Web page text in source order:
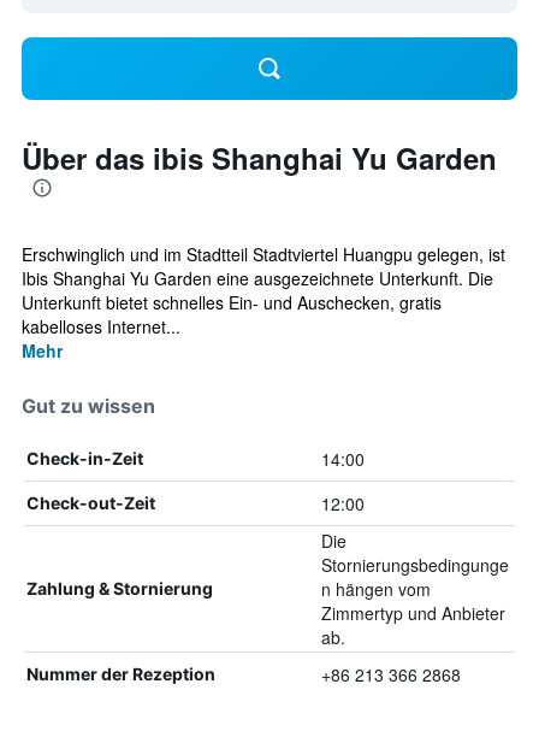
Über das ibis Shanghai Yu Garden
Erschwinglich und im Stadtteil Stadtviertel Huangpu gelegen, ist
Ibis Shanghai Yu Garden eine ausgezeichnete Unterkunft. Die
Unterkunft bietet schnelles Ein- und Auschecken, gratis
kabelloses Internet...
Mehr
Gut zu wissen
Check-in-Zeit 14:00
Check-out-Zeit 12:00
Zahlung & Stornierung
Die
Stornierungsbedingunge
n hängen vom
Zimmertyp und Anbieter
ab.
Nummer der Rezeption +86 213 366 2868